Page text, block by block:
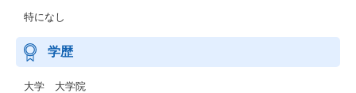
特になし
学歴
大学 大学院